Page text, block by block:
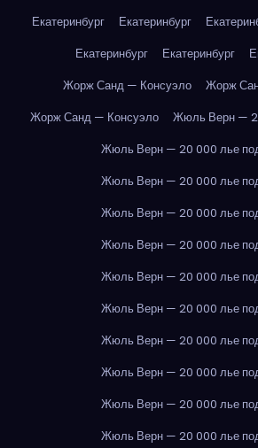
Екатеринбург
Екатеринбург
Екатеринбург
Екатеринбург
Жорж Санд — Консуэло
Жорж
Жорж Санд — Консуэло
Жюль Верн —
Жюль Верн — 20 000 лье
Жюль Верн — 20 000 лье
Жюль Верн — 20 000 лье
Жюль Верн — 20 000 лье
Жюль Верн — 20 000 лье
Жюль Верн — 20 000 лье
Жюль Верн — 20 000 лье
Жюль Верн — 20 000 лье
Жюль Верн — 20 000 лье
Жюль Верн — 20 000 лье